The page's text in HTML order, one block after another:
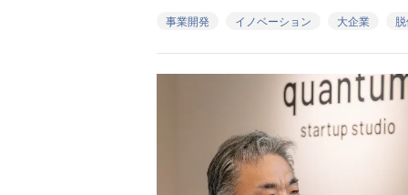
事業開発 イノベーション 大企業